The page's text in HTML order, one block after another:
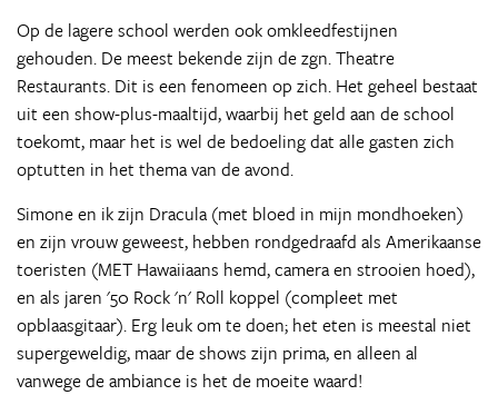
Op de lagere school werden ook omkleedfestijnen
gehouden. De meest bekende zijn de zgn. Theatre
Restaurants. Dit is een fenomeen op zich. Het geheel bestaat
uit een show-plus-maaltijd, waarbij het geld aan de school
toekomt, maar het is wel de bedoeling dat alle gasten zich
optutten in het thema van de avond.
Simone en ik zijn Dracula (met bloed in mijn mondhoeken)
en zijn vrouw geweest, hebben rondgedraafd als Amerikaanse
toeristen (MET Hawaiiaans hemd, camera en strooien hoed),
en als jaren '50 Rock 'n' Roll koppel (compleet met
opblaasgitaar). Erg leuk om te doen; het eten is meestal niet
supergeweldig, maar de shows zijn prima, en alleen al
vanwege de ambiance is het de moeite waard!